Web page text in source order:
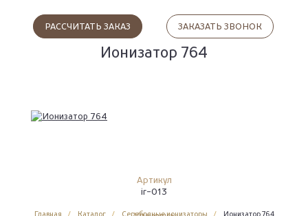
ЗАКАЗАТЬ ЗВОНОК
РАССЧИТАТЬ ЗАКАЗ
Ионизатор 764
Артикул
ir-013